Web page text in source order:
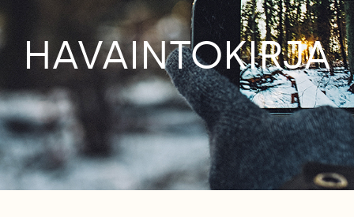
HAVAINTOKIRJA